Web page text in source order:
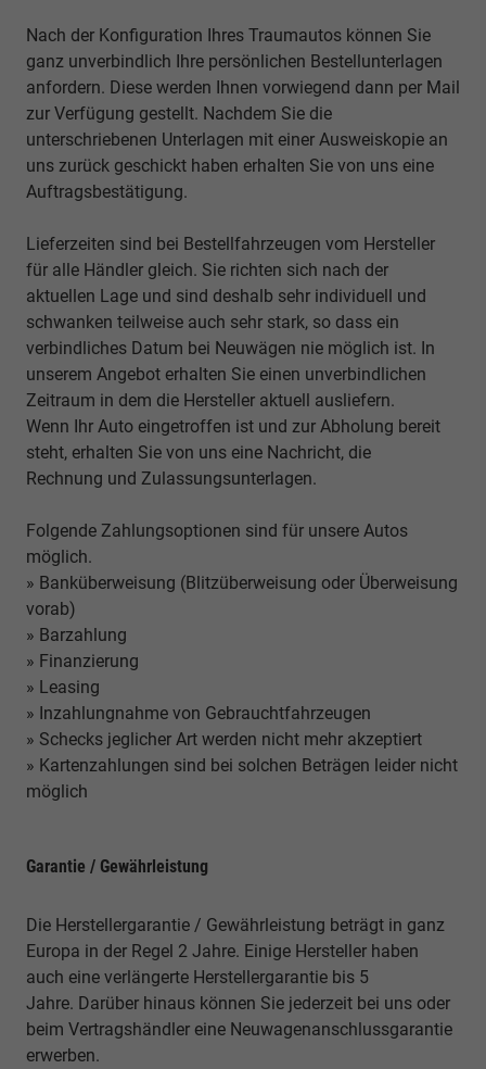
Nach der Konfiguration Ihres Traumautos können Sie
ganz unverbindlich Ihre persönlichen Bestellunterlagen
anfordern. Diese werden Ihnen vorwiegend dann per Mail
zur Verfügung gestellt. Nachdem Sie die
unterschriebenen Unterlagen mit einer Ausweiskopie an
uns zurück geschickt haben erhalten Sie von uns eine
Auftragsbestätigung.
Lieferzeiten sind bei Bestellfahrzeugen vom Hersteller
für alle Händler gleich. Sie richten sich nach der
aktuellen Lage und sind deshalb sehr individuell und
schwanken teilweise auch sehr stark, so dass ein
verbindliches Datum bei Neuwägen nie möglich ist. In
unserem Angebot erhalten Sie einen unverbindlichen
Zeitraum in dem die Hersteller aktuell ausliefern.
Wenn Ihr Auto eingetroffen ist und zur Abholung bereit
steht, erhalten Sie von uns eine Nachricht, die
Rechnung und Zulassungsunterlagen.
Folgende Zahlungsoptionen sind für unsere Autos
möglich.
» Banküberweisung (Blitzüberweisung oder Überweisung
vorab)
» Barzahlung
» Finanzierung
» Leasing
» Inzahlungnahme von Gebrauchtfahrzeugen
» Schecks jeglicher Art werden nicht mehr akzeptiert
» Kartenzahlungen sind bei solchen Beträgen leider nicht
möglich
Garantie / Gewährleistung
Die Herstellergarantie / Gewährleistung beträgt in ganz
Europa in der Regel 2 Jahre. Einige Hersteller haben
auch eine verlängerte Herstellergarantie bis 5
Jahre. Darüber hinaus können Sie jederzeit bei uns oder
beim Vertragshändler eine Neuwagenanschlussgarantie
erwerben.